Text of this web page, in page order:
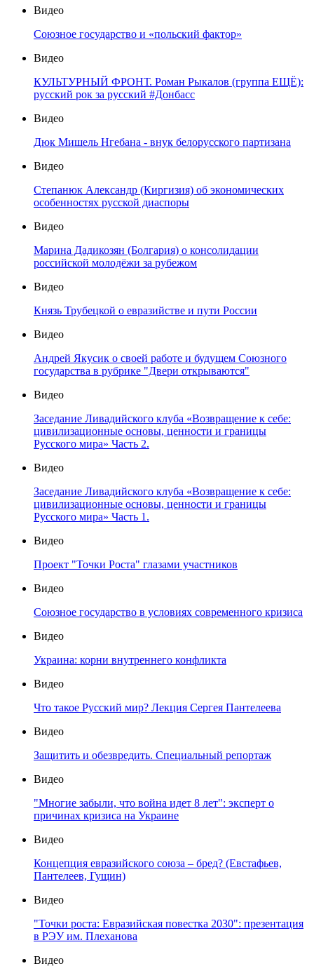
Видео
Союзное государство и «польский фактор»
Видео
КУЛЬТУРНЫЙ ФРОНТ. Роман Рыкалов (группа ЕЩЁ):
русский рок за русский #Донбасс
Видео
Дюк Мишель Нгебана - внук белорусского партизана
Видео
Степанюк Александр (Киргизия) об экономических
особенностях русской диаспоры
Видео
Марина Дадикозян (Болгария) о консолидации
российской молодёжи за рубежом
Видео
Князь Трубецкой о евразийстве и пути России
Видео
Андрей Якусик о своей работе и будущем Союзного
государства в рубрике "Двери открываются"
Видео
Заседание Ливадийского клуба «Возвращение к себе:
цивилизационные основы, ценности и границы
Русского мира» Часть 2.
Видео
Заседание Ливадийского клуба «Возвращение к себе:
цивилизационные основы, ценности и границы
Русского мира» Часть 1.
Видео
Проект "Точки Роста" глазами участников
Видео
Союзное государство в условиях современного кризиса
Видео
Украина: корни внутреннего конфликта
Видео
Что такое Русский мир? Лекция Сергея Пантелеева
Видео
Защитить и обезвредить. Специальный репортаж
Видео
"Многие забыли, что война идет 8 лет": эксперт о
причинах кризиса на Украине
Видео
Концепция евразийского союза – бред? (Евстафьев,
Пантелеев, Гущин)
Видео
"Точки роста: Евразийская повестка 2030": презентация
в РЭУ им. Плеханова
Видео